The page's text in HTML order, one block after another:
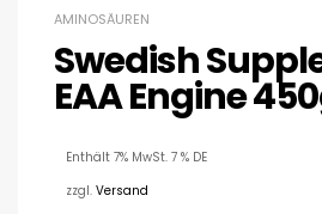
AMINOSÄUREN
Swedish
EAA Engine
Enthält 7% MwSt. 7 % DE
zzgl. Versand